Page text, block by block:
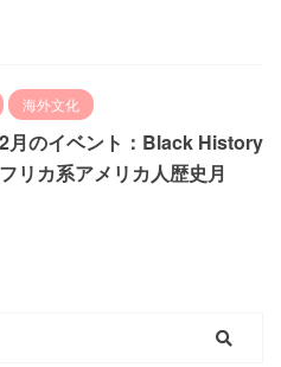
海外文化
月のイベント：Black History
リカ系アメリカ人歴史月